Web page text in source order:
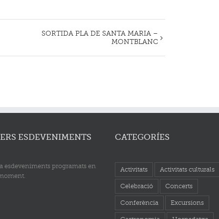
SORTIDA PLA DE SANTA MARIA –
MONTBLANC
ESDEVENIMENTS
esdeveniments programats en
CATEGORÍES
Activitats Activitats culturals
Celebració Concerts
Conferència Excursions